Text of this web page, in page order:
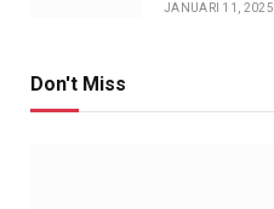
JANUARI 11, 2025
Don't Miss